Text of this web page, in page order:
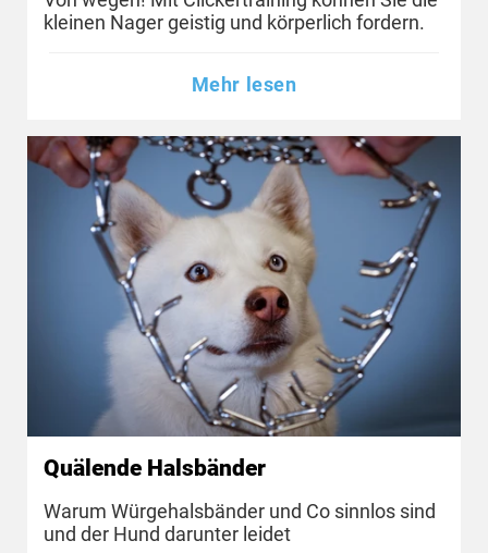
kleinen Nager geistig und körperlich fordern.
Mehr lesen
Quälende Halsbänder
Warum Würgehalsbänder und Co sinnlos sind
und der Hund darunter leidet